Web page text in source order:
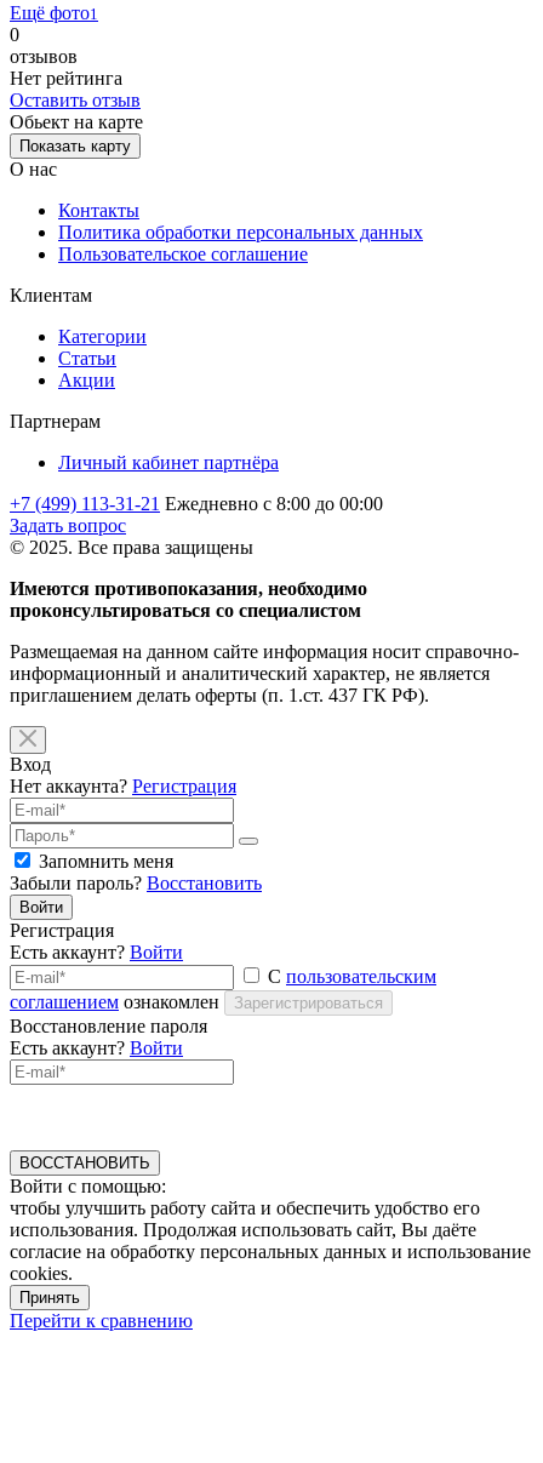
Ещё фото1
0
отзывов
Нет рейтинга
Оставить отзыв
Обьект на карте
Показать карту
О нас
Контакты
Политика обработки персональных данных
Пользовательское соглашение
Клиентам
Категории
Статьи
Акции
Партнерам
Личный кабинет партнёра
+7 (499) 113-31-21 Ежедневно с 8:00 до 00:00
Задать вопрос
© 2025. Все права защищены
Имеются противопоказания, необходимо
проконсультироваться со специалистом
Размещаемая на данном сайте информация носит справочно-
информационный и аналитический характер, не является
приглашением делать оферты (п. 1.ст. 437 ГК РФ).
Вход
Нет аккаунта? Регистрация
Запомнить меня
Забыли пароль? Восстановить
Войти
Регистрация
Есть аккаунт? Войти
С пользовательским
соглашением ознакомлен Зарегистрироваться
Восстановление пароля
Есть аккаунт? Войти
ВОССТАНОВИТЬ
Войти с помощью:
чтобы улучшить работу сайта и обеспечить удобство его
использования. Продолжая использовать сайт, Вы даёте
согласие на обработку персональных данных и использование
cookies.
Принять
Перейти к сравнению